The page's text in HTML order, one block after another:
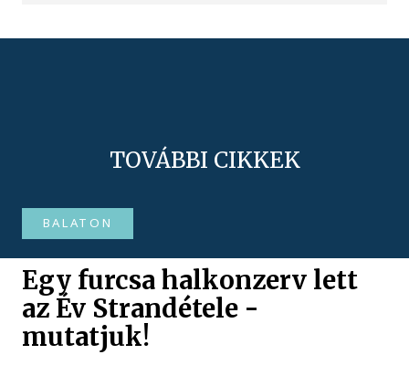
TOVÁBBI CIKKEK
BALATON
Egy furcsa halkonzerv lett
az Év Strandétele -
mutatjuk!